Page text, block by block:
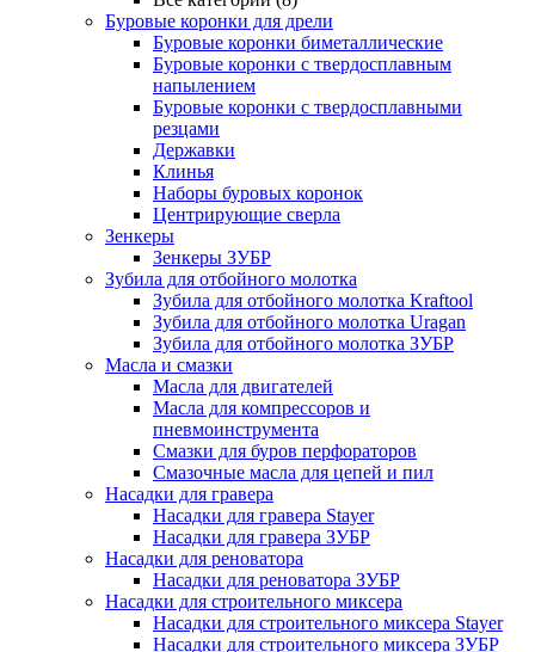
Буровые коронки для дрели
Буровые коронки биметаллические
Буровые коронки с твердосплавным
напылением
Буровые коронки с твердосплавными
резцами
Державки
Клинья
Наборы буровых коронок
Центрирующие сверла
Зенкеры
Зенкеры ЗУБР
Зубила для отбойного молотка
Зубила для отбойного молотка Kraftool
Зубила для отбойного молотка Uragan
Зубила для отбойного молотка ЗУБР
Масла и смазки
Масла для двигателей
Масла для компрессоров и
пневмоинструмента
Смазки для буров перфораторов
Смазочные масла для цепей и пил
Насадки для гравера
Насадки для гравера Stayer
Насадки для гравера ЗУБР
Насадки для реноватора
Насадки для реноватора ЗУБР
Насадки для строительного миксера
Насадки для строительного миксера Stayer
Насадки для строительного миксера ЗУБР